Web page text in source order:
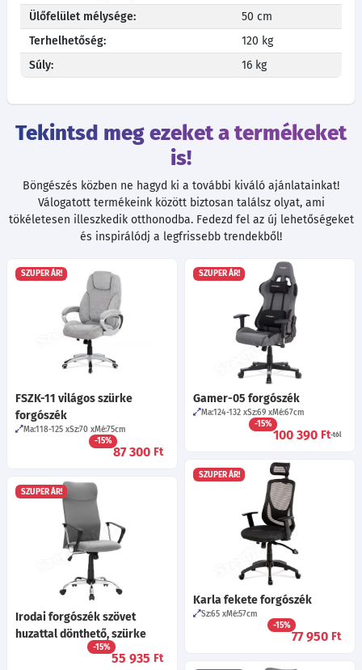
Ülőfelület mélysége:
50 cm
Terhelhetőség:
120 kg
Súly:
16 kg
Tekintsd meg ezeket a termékeket
is!
Böngészés közben ne hagyd ki a további kiváló ajánlatainkat!
Válogatott termékeink között biztosan találsz olyat, ami
tökéletesen illeszkedik otthonodba. Fedezd fel az új lehetőségeket
és inspirálódj a legfrissebb trendekből!
SZUPER ÁR!
FSZK-11 világos szürke
forgószék
Ma:118-125 Sz:70 Mé:75cm
-15%
87 300 Ft
SZUPER ÁR!
Gamer-05 forgószék
Ma:124-132 Sz:69 Mé:67cm
-15%
100 390 Ft-tól
SZUPER ÁR!
Karla fekete forgószék
Sz:65 Mé:57cm
-15%
77 950 Ft
SZUPER ÁR!
Irodai forgószék szövet
huzattal dönthető, szürke
-15%
55 935 Ft